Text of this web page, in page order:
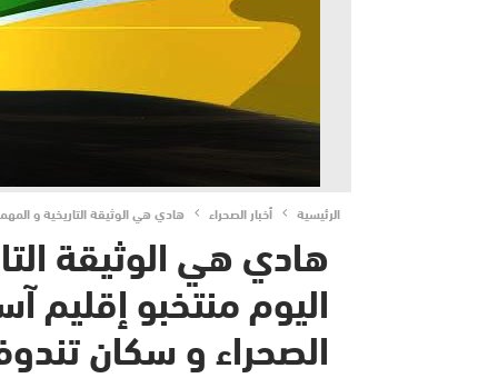
الرئيسية أخبار الصحراء هادي هي الوثيقة التاريخية و
هادي هي الوثيقة
اليوم منتخبو
الصحراء و سكان